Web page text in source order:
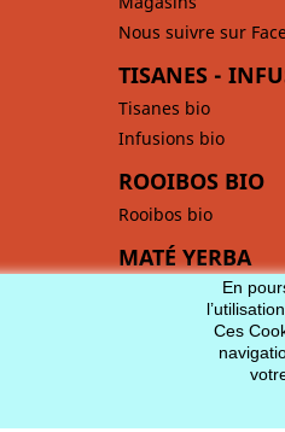
Nous suivre sur
TISANES -
Tisanes bio
Infusions bio
ROOIBOS BIO
Rooibos bio
MATÉ YERBA
En
Ces